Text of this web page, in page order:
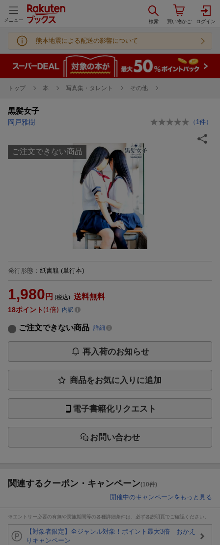
メニュー
熊本地震による配送の影響について
トップ 本 写真集・タレント その他
黒髪女子
岡戸雅樹 （ 1 件）
ご注文できない商品
発行形態 ： 紙書籍 (単行本)
1,980 円 (税込) 送料無料
18ポイント 1倍 内訳
ご注文できない商品 詳細
再入荷のお知らせ
商品をお気に入りに追加
電子書籍化リクエスト
お問い合わせ
関連するクーポン・キャンペーン(10件)
開催中のキャンペーンをもっと見る
※エントリー必要の有無や実施期間等の各種詳細条件は、必ず各説明頁でご確認ください。
【対象者限定】全ジャンル対象！ポイント最大3倍 おかえ
りキャンペーン